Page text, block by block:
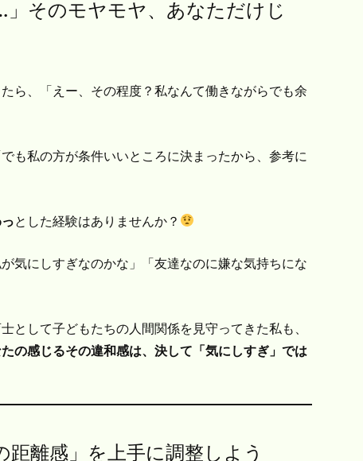
そのモヤモヤ、あなただけじ
ら、「えー、その程度？私なんて働きながらでも余
も私の方が条件いいところに決まったから、参考に
とした経験はありませんか？
気にしすぎなのかな」「友達なのに嫌な気持ちにな
として子どもたちの人間関係を見守ってきた私も、
の感じるその違和感は、決して「気にしすぎ」では
離感」を上手に調整しよう